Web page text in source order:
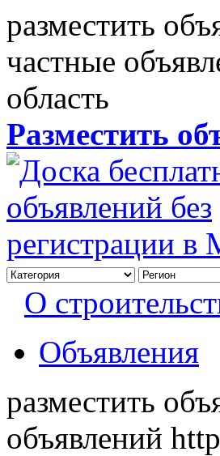
разместить
частные
область
Разместить
О
Объявления
разместить
объявлений